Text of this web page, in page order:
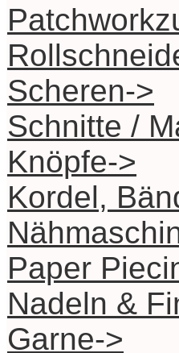
Scheren->
Schnitte /
Knöpfe->
Kordel,
Paper
Nadeln &
Garne->